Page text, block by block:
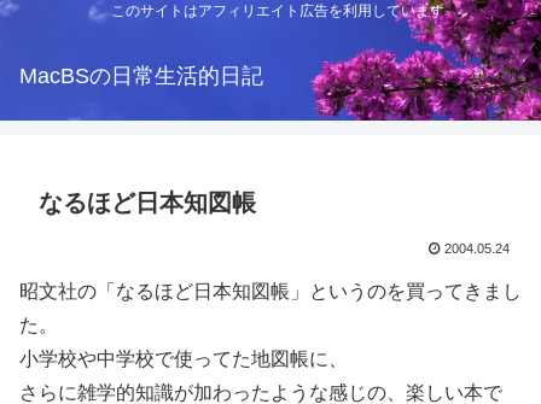
このサイトはアフィリエイト広告を利用しています
MacBSの日常生活的日記
なるほど日本知図帳
2004.05.24
昭文社の「なるほど日本知図帳」というのを買ってきまし
た。
小学校や中学校で使ってた地図帳に、
さらに雑学的知識が加わったような感じの、楽しい本で